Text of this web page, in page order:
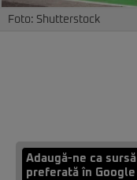
Foto: Shutterstock
Adaugă-ne ca sursă
preferată în Google